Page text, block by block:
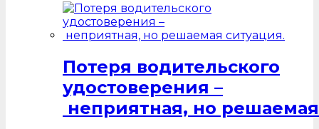
Потеря водительского
удостоверения –
неприятная, но